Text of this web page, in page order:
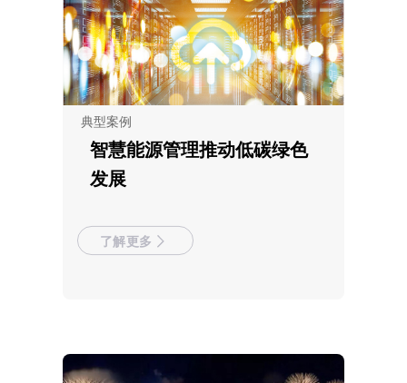
典型案例
智慧能源管理推动低碳绿色
发展
了解更多